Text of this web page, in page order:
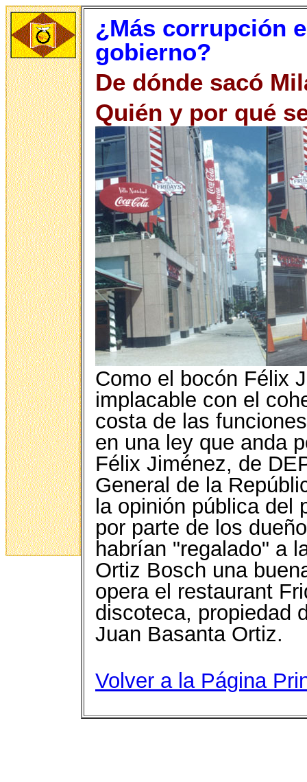
¿Más corrupción
gobierno?
De dónde sacó
Quién y por qué
Como el bocón Félix
implacable con el
costa de las
en una ley que anda
Félix Jiménez, de
General de la
la opinión pública del
por parte de los
habrían "regalado" a
Ortiz Bosch una
opera el restaurant
discoteca, propiedad
Juan Basanta Ortiz.
Volver a la Página